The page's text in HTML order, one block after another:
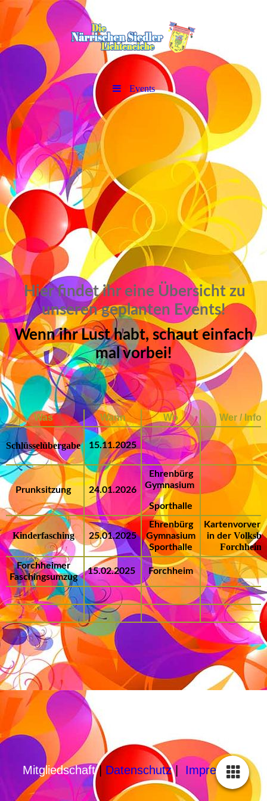
Events
Hier findet ihr eine Übersicht zu
unseren geplanten Events!
Wenn ihr Lust habt, schaut einfach
mal vorbei!
Was Wann Wo Wer / Infos
Schlüsselübergabe 15.11.2025
Prunksitzung 24.01.2026
Ehrenbürg
Gymnasium
Sporthalle
Kinderfasching 25.01.2025
Ehrenbürg
Gymnasium
Sporthalle
in der
Forchheim
Forchheimer
Faschingsumzug
15.02.2025 Forchheim
Mitgliedschaft| Datenschutz| Impressum